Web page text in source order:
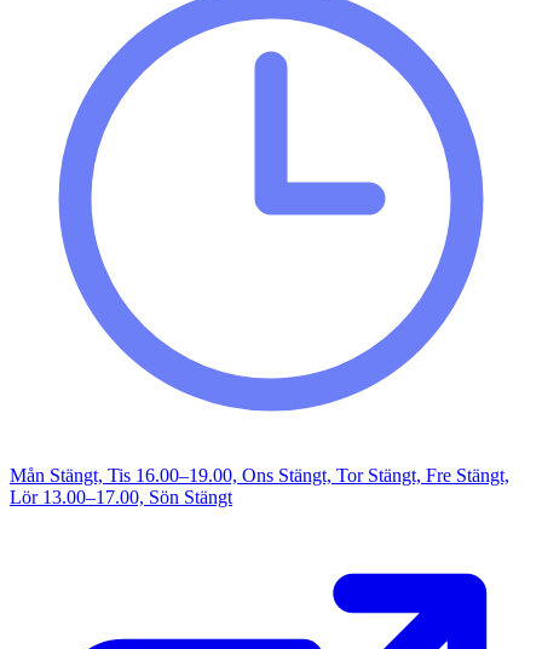
Mån Stängt, Tis 16.00–19.00, Ons Stängt, Tor Stängt, Fre Stängt,
Lör 13.00–17.00, Sön Stängt